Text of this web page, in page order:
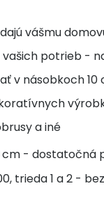
vášmu
potrieb -
v násobkoch 10
a iné
cm - dostatočná
trieda 1 a 2 -